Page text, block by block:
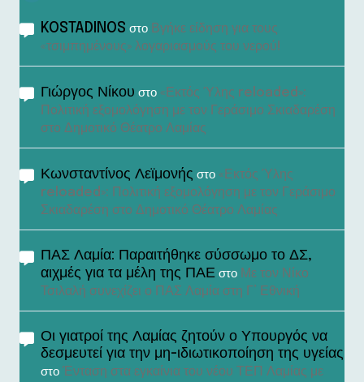
KOSTADINOS στο Βγήκε είδηση για τους
«τσιμπημένους» λογαριασμούς του νερού!
Γιώργος Νίκου στο «Εκτός Ύλης reloaded»:
Πολιτική εξομολόγηση με τον Γεράσιμο Σκιαδαρέση
στο Δημοτικό Θέατρο Λαμίας
Κωνσταντίνος Λεϊμονής στο «Εκτός Ύλης
reloaded»: Πολιτική εξομολόγηση με τον Γεράσιμο
Σκιαδαρέση στο Δημοτικό Θέατρο Λαμίας
ΠΑΣ Λαμία: Παραιτήθηκε σύσσωμο το ΔΣ,
αιχμές για τα μέλη της ΠΑΕ στο Με τον Νίκο
Τσιλαλή συνεχίζει ο ΠΑΣ Λαμία στη Γ’ Εθνική
Οι γιατροί της Λαμίας ζητούν ο Υπουργός να
δεσμευτεί για την μη-ιδιωτικοποίηση της υγείας
στο Ένταση στα εγκαίνια του νέου ΤΕΠ Λαμίας με